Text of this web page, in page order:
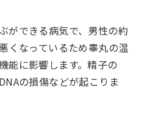
ができる病気で、男性の約
くなっているため睾丸の温
能に影響します。精子の
の損傷などが起こりま